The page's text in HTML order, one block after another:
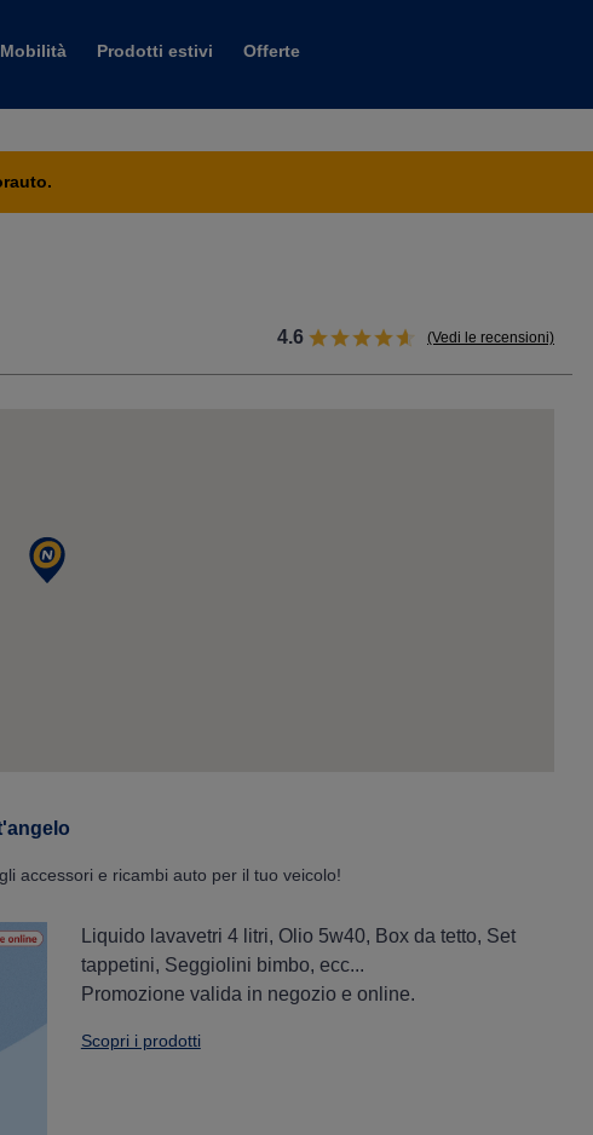
Mobilità Prodotti estivi Offerte
4.6 (Vedi le recensioni)
accessori e ricambi auto per il tuo veicolo!
Liquido lavavetri 4 litri, Olio 5w40, Box da tetto, Set
tappetini, Seggiolini bimbo, ecc...
Promozione valida in negozio e online.
Scopri i prodotti